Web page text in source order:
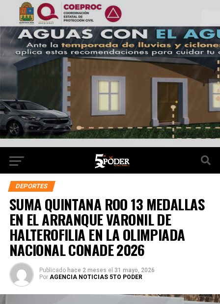
DEPORTES
SUMA QUINTANA ROO 13 MEDALLAS
EN EL ARRANQUE VARONIL DE
HALTEROFILIA EN LA OLIMPIADA
NACIONAL CONADE 2026
Publicado hace 2 meses el 31 mayo, 2026
Por AGENCIA NOTICIAS 5TO PODER